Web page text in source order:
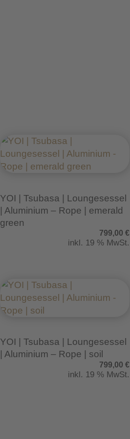
YOI | Tsubasa | Loungesessel
| Aluminium – Rope | emerald
green
799,00 €
inkl. 19 % MwSt.
YOI | Tsubasa | Loungesessel
| Aluminium – Rope | soil
799,00 €
inkl. 19 % MwSt.